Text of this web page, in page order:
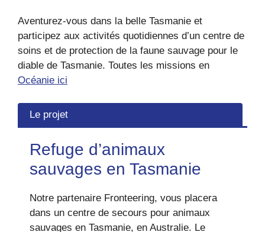
Aventurez-vous dans la belle Tasmanie et
participez aux activités quotidiennes d’un centre de
soins et de protection de la faune sauvage pour le
diable de Tasmanie. Toutes les missions en
Océanie ici
Le projet
Refuge d’animaux
sauvages en Tasmanie
Notre partenaire Fronteering, vous placera
dans un centre de secours pour animaux
sauvages en Tasmanie, en Australie. Le